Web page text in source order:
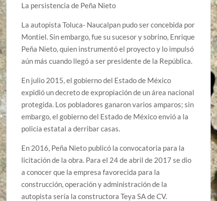
La persistencia de Peña Nieto
La autopista Toluca- Naucalpan pudo ser concebida por
Montiel. Sin embargo, fue su sucesor y sobrino, Enrique
Peña Nieto, quien instrumentó el proyecto y lo impulsó
aún más cuando llegó a ser presidente de la República.
En julio 2015, el gobierno del Estado de México
expidió un decreto de expropiación de un área nacional
protegida. Los pobladores ganaron varios amparos; sin
embargo, el gobierno del Estado de México envió a la
policía estatal a derribar casas.
En 2016, Peña Nieto publicó la convocatoria para la
licitación de la obra. Para el 24 de abril de 2017 se dio
a conocer que la empresa favorecida para la
construcción, operación y administración de la
autopista sería la constructora Teya SA de CV.